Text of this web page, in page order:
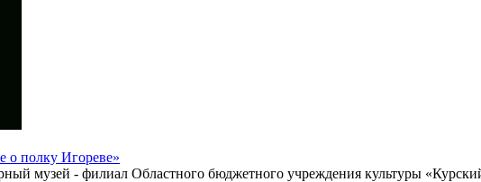
о полку Игореве»
музей - филиал Областного бюджетного учреждения культуры